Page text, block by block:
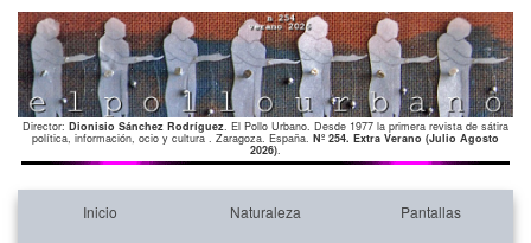
Director: Dionisio Sánchez Rodríguez. El Pollo Urbano. Desde 1977 la primera revista de sátira
política, información, ocio y cultura . Zaragoza. España. Nº 254. Extra Verano (Julio Agosto
2026).
Inicio Naturaleza Pantallas